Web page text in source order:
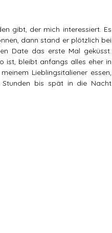
gibt, der mich interessiert. Es
dann stand er plötzlich bei
Date das erste Mal geküsst.
ist, bleibt anfangs alles eher in
Lieblingsitaliener essen,
Stunden bis spät in die Nacht